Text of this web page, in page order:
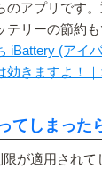
のアプリです
リーの節約も
iBattery (アイ
効きますよ！
てしまった
が適用されて